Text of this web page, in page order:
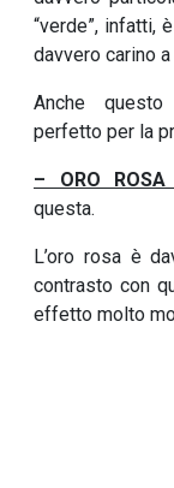
“verde”, infatti,
davvero carino
Anche
perfetto per la
– ORO ROSA
questa.
L’oro rosa è
contrasto con
effetto molto